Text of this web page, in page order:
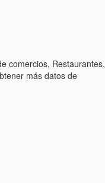
comercios, Restaurantes,
más datos de